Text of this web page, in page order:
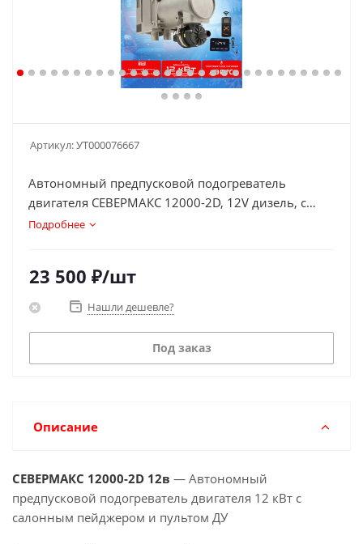
Артикул:УТ000076667
Автономный предпусковой подогреватель
двигателя СЕВЕРМАКС 12000-2D, 12V дизель, с
пультом ДУ
Подробнее
23 500 ₽/шт
Нашли дешевле?
Под заказ
Описание
СЕВЕРМАКС 12000-2D 12в — Автономный
предпусковой подогреватель двигателя 12 кВт с
салонным пейджером и пультом ДУ